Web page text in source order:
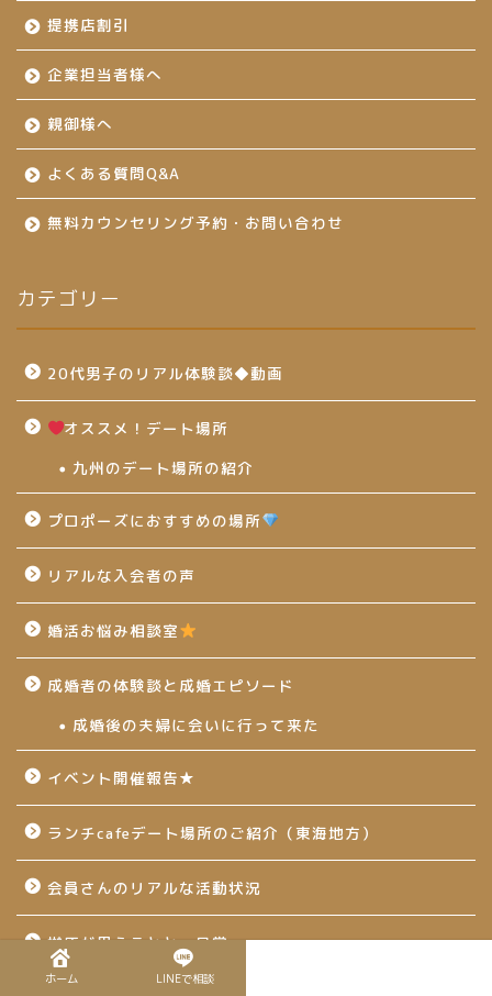
提携店割引
企業担当者様へ
親御様へ
よくある質問Q&A
無料カウンセリング予約・お問い合わせ
カテゴリー
20代男子のリアル体験談◆動画
オススメ！デート場所
九州のデート場所の紹介
プロポーズにおすすめの場所
リアルな入会者の声
婚活お悩み相談室
成婚者の体験談と成婚エピソード
成婚後の夫婦に会いに行って来た
イベント開催報告★
ランチcafeデート場所のご紹介（東海地方）
会員さんのリアルな活動状況
榊原が思うことと、日常
ホーム LINEで相談